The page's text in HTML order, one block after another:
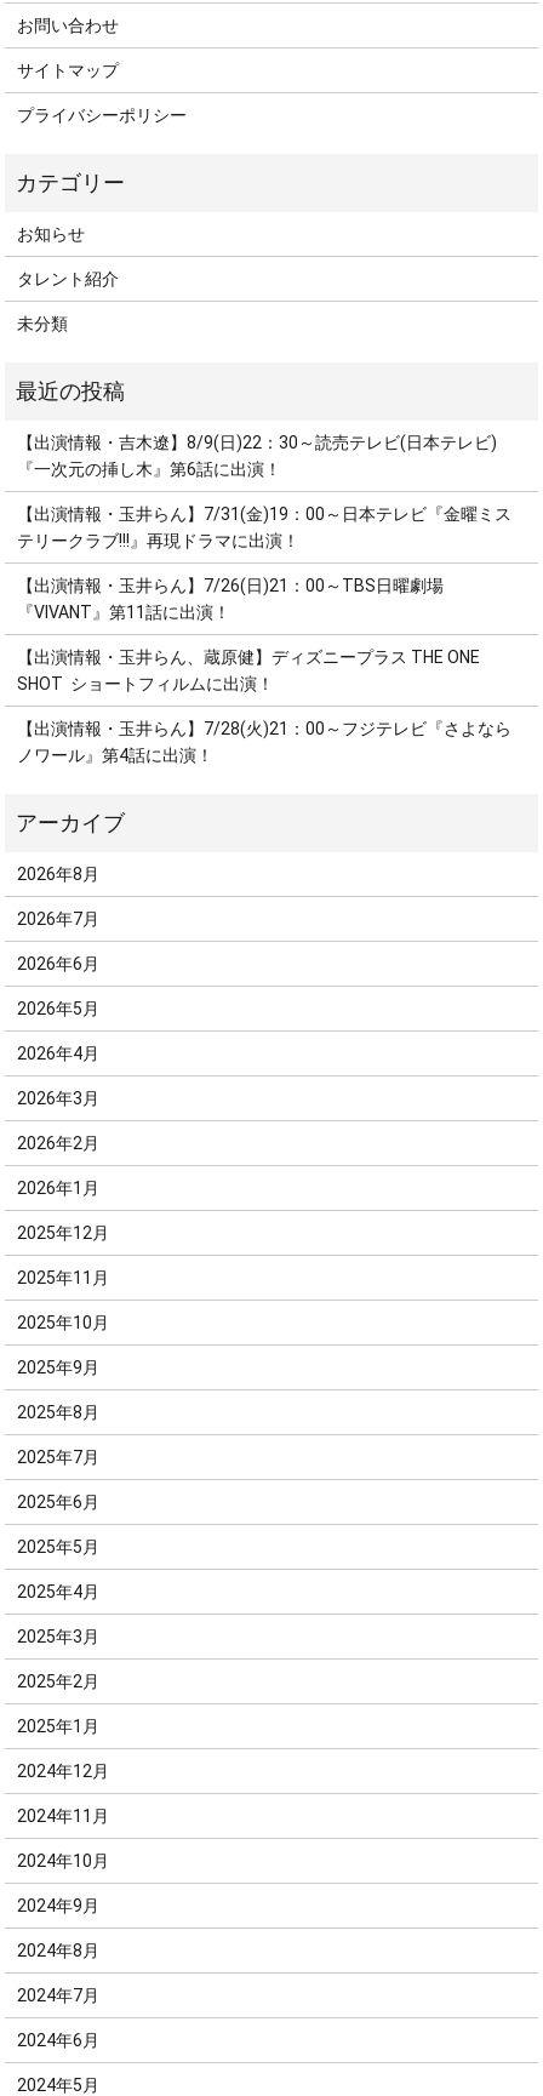
お問い合わせ
サイトマップ
プライバシーポリシー
お知らせ
タレント紹介
未分類
【出演情報・吉木遼】8/9(日)22：30～読売テレビ(日本テレビ)
『一次元の挿し木』第6話に出演！
【出演情報・玉井らん】7/31(金)19：00～日本テレビ『金曜ミス
テリークラブ!!!』再現ドラマに出演！
【出演情報・玉井らん】7/26(日)21：00～TBS日曜劇場
『VIVANT』第11話に出演！
【出演情報・玉井らん、蔵原健】ディズニープラス THE ONE
SHOT ショートフィルムに出演！
【出演情報・玉井らん】7/28(火)21：00～フジテレビ『さよなら
ノワール』第4話に出演！
2026年8月
2026年7月
2026年6月
2026年5月
2026年4月
2026年3月
2026年2月
2026年1月
2025年12月
2025年11月
2025年10月
2025年9月
2025年8月
2025年7月
2025年6月
2025年5月
2025年4月
2025年3月
2025年2月
2025年1月
2024年12月
2024年11月
2024年10月
2024年9月
2024年8月
2024年7月
2024年6月
2024年5月